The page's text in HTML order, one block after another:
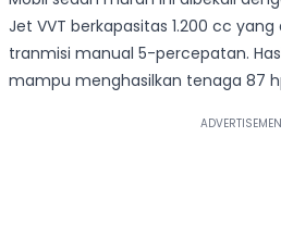
Jet VVT berkapasitas 1.200 cc
tranmisi manual 5-percepatan.
mampu menghasilkan tenaga 87